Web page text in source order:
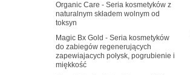
Organic Care - Seria kosmetyków z
naturalnym składem wolnym od
toksyn
Magic Bx Gold - Seria kosmetyków
do zabiegów regenerujących
zapewiajacych połysk, pogrubienie i
miękkość